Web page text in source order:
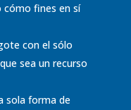
cómo fines en sí
con el sólo
sea un recurso
sola forma de